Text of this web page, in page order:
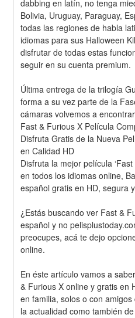
dabbing en latín, no tenga
Bolivia, Uruguay, Paraguay,
todas las regiones de habla
idiomas para sus Halloween
disfrutar de todas estas
seguir en su cuenta premium.
Última entrega de la trilogía
forma a su vez parte de la
cámaras volvemos a
Fast & Furious X Película
Disfruta Gratis de la Nueva
en Calidad HD
Disfruta la mejor película
en todos los idiomas online,
español gratis en HD, segura
¿Estás buscando ver Fast &
español y no
preocupes, acá te dejo
online.
En éste artículo vamos a
& Furious X online y gratis en
en familia, solos o con
la actualidad como también